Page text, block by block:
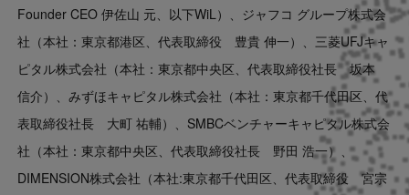
Founder CEO 伊佐山 元、以下WiL）、ジャフコ グループ株式会
社（本社：東京都港区、代表取締役 豊貴 伸一）、三菱UFJキャ
ピタル株式会社（本社：東京都中央区、代表取締役社長 坂本
信介）、みずほキャピタル株式会社（本社：東京都千代田区、代
表取締役社長 大町 祐輔）、SMBCベンチャーキャピタル株式会
社（本社：東京都中央区、代表取締役社長 野田 浩一）、
DIMENSION株式会社（本社:東京都千代田区、代表取締役 宮宗